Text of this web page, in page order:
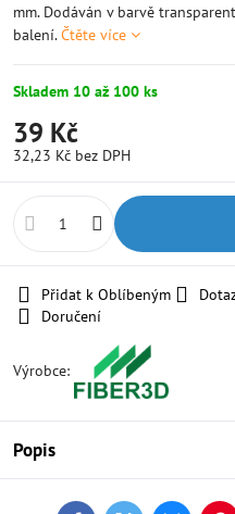
mm. Dodáván v barvě
balení.Čtěte více
Skladem 10 až 100 ks
39 Kč
32,23 Kč bez DPH
Přidat k Oblíbeným
Doručení
Výrobce:
Popis